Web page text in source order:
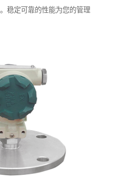
稳定可靠的性能为您的管理